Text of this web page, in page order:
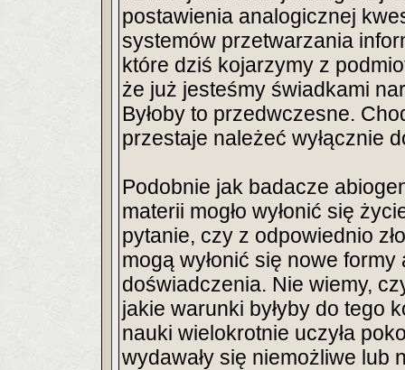
postawienia analogicznej
systemów przetwarzania
które dziś kojarzymy z
że już jesteśmy świadkami
Byłoby to przedwczesne.
przestaje należeć wyłącznie
Podobnie jak badacze
materii mogło wyłonić się
pytanie, czy z odpowiednio
mogą wyłonić się nowe
doświadczenia. Nie wiemy,
jakie warunki byłyby do tego
nauki wielokrotnie uczyła
wydawały się niemożliwe lub